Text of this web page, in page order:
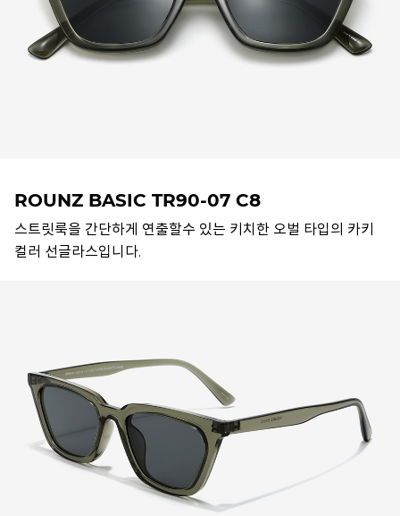
ROUNZ BASIC TR90-07 C8
스트릿룩을 간단하게 연출할수 있는 키치한 오벌 타입의 카키
컬러 선글라스입니다.